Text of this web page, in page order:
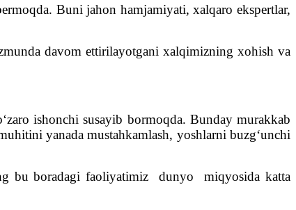
Buni jahon hamjamiyati, xalqaro ekspertlar,
davom ettirilayotgani xalqimizning xohish va
ishonchi susayib bormoqda. Bunday murakkab
yanada mustahkamlash, yoshlarni buzg‘unchi
bu boradagi faoliyatimiz dunyo miqyosida katta